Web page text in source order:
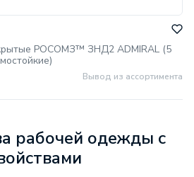
РОСОМЗ™ ЗНД2 ADMIRAL (5
Вывод из ассортимента
рабочей одежды с